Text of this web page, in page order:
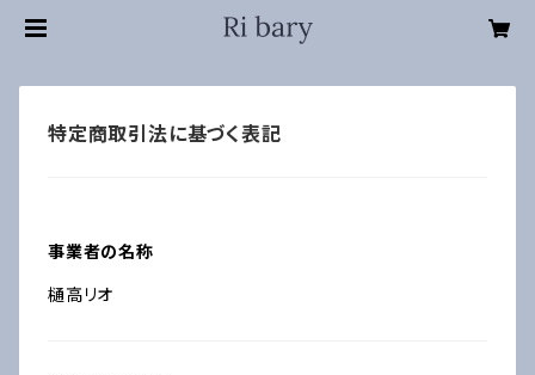
特定商取引法に基づく表記
事業者の名称
樋高リオ